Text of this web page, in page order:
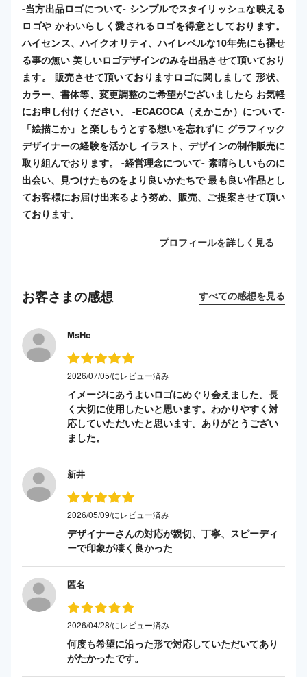
-当方出品ロゴについて- シンプルでスタイリッシュな映える
ロゴや かわいらしく愛されるロゴを得意としております。
ハイセンス、ハイクオリティ、ハイレベルな10年先にも褪せ
る事の無い 美しいロゴデザインのみを出品させて頂いており
ます。 販売させて頂いておりますロゴに関しまして 形状、
カラー、書体等、変更調整のご希望がございましたら お気軽
にお申し付けください。 -ECACOCA（えかこか）について-
「絵描こか」と楽しもうとする想いを忘れずに グラフィック
デザイナーの経験を活かし イラスト、デザインの制作販売に
取り組んでおります。 -経営理念について- 素晴らしいものに
出会い、見つけたものをより良いかたちで 最も良い作品とし
てお客様にお届け出来るよう努め、販売、ご提案させて頂い
ております。
プロフィールを詳しく見る
お客さまの感想 すべての感想を見る
MsHc
2026/07/05/にレビュー済み
イメージにあうよいロゴにめぐり会えました。長
く大切に使用したいと思います。わかりやすく対
応していただいたと思います。ありがとうござい
ました。
新井
2026/05/09/にレビュー済み
デザイナーさんの対応が親切、丁寧、スピーディ
ーで印象が凄く良かった
匿名
2026/04/28/にレビュー済み
何度も希望に沿った形で対応していただいてあり
がたかったです。